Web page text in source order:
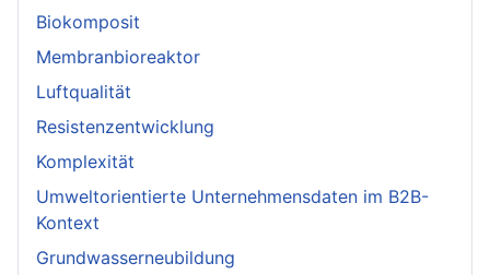
Biokomposit
Membranbioreaktor
Luftqualität
Resistenzentwicklung
Komplexität
Umweltorientierte Unternehmensdaten im B2B-
Kontext
Grundwasserneubildung